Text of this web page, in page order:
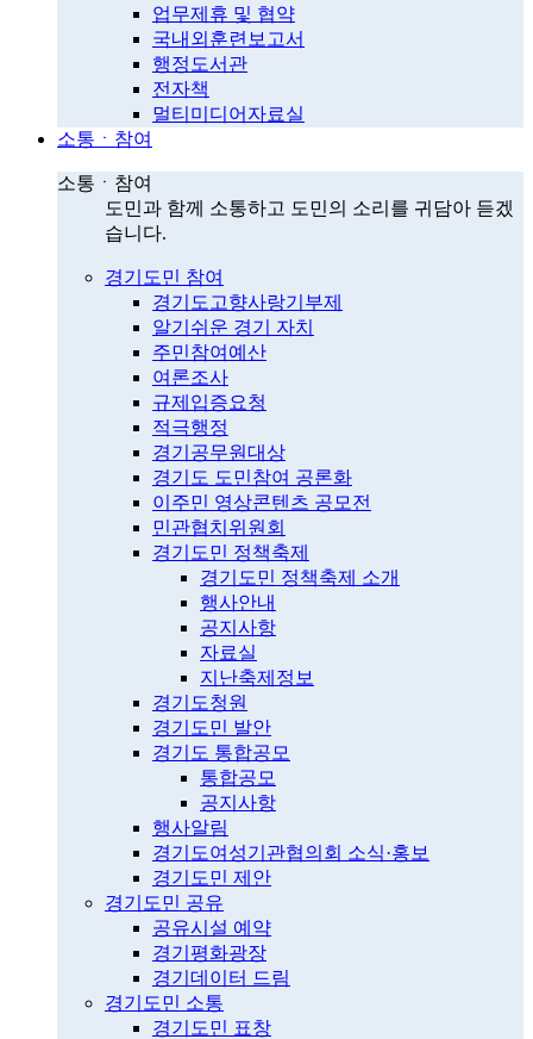
업무제휴 및 협약
국내외훈련보고서
행정도서관
전자책
멀티미디어자료실
소통ㆍ참여
소통ㆍ참여
도민과 함께 소통하고 도민의 소리를 귀담아 듣겠
습니다.
경기도민 참여
경기도고향사랑기부제
알기쉬운 경기 자치
주민참여예산
여론조사
규제입증요청
적극행정
경기공무원대상
경기도 도민참여 공론화
이주민 영상콘텐츠 공모전
민관협치위원회
경기도민 정책축제
경기도민 정책축제 소개
행사안내
공지사항
자료실
지난축제정보
경기도청원
경기도민 발안
경기도 통합공모
통합공모
공지사항
행사알림
경기도여성기관협의회 소식·홍보
경기도민 제안
경기도민 공유
공유시설 예약
경기평화광장
경기데이터 드림
경기도민 소통
경기도민 표창